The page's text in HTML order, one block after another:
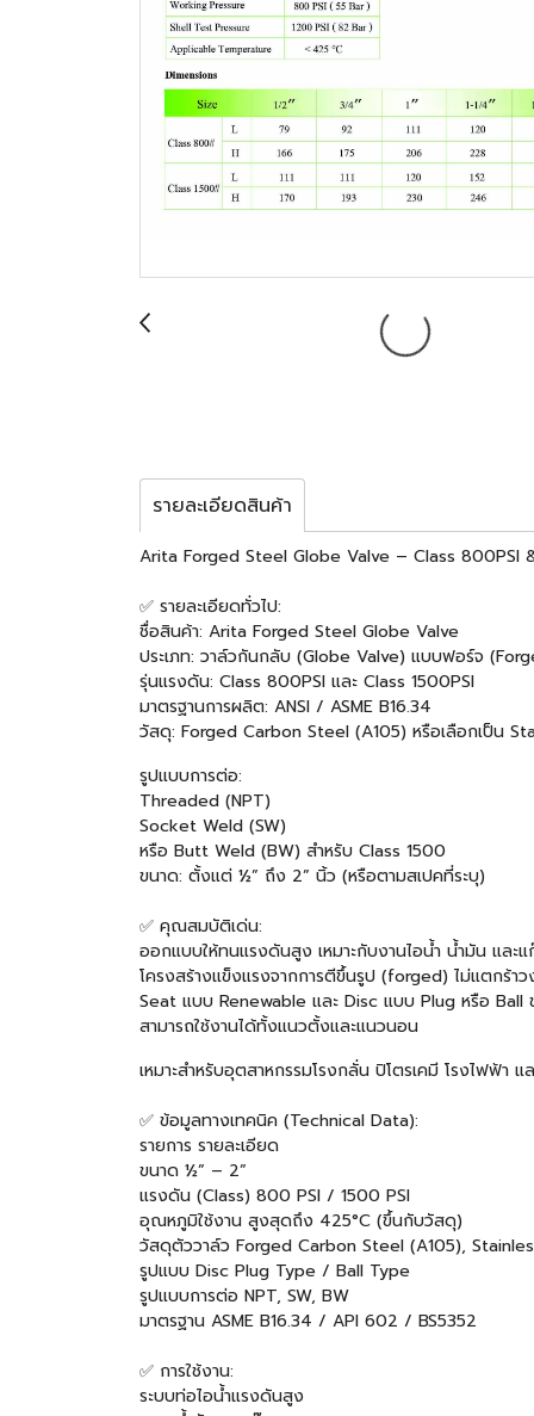
รายละเอียดสินค้า
Arita Forged Steel Globe Valve – Class 800PSI
✅ รายละเอียดทั่วไป:
ชื่อสินค้า: Arita Forged Steel Globe Valve
ประเภท: วาล์วกันกลับ (Globe Valve) แบบฟอร์จ
รุ่นแรงดัน: Class 800PSI และ Class 1500PSI
มาตรฐานการผลิต: ANSI / ASME B16.34
วัสดุ: Forged Carbon Steel (A105) หรือเลือกเป็น
รูปแบบการต่อ:
Threaded (NPT)
Socket Weld (SW)
หรือ Butt Weld (BW) สำหรับ Class 1500
ขนาด: ตั้งแต่ ½” ถึง 2” นิ้ว (หรือตามสเปคที่ระบุ)
✅ คุณสมบัติเด่น:
ออกแบบให้ทนแรงดันสูง เหมาะกับงานไอน้ำ น้ำมัน และ
โครงสร้างแข็งแรงจากการตีขึ้นรูป (forged) ไม่แตกร้าว
Seat แบบ Renewable และ Disc แบบ Plug หรือ Ball
สามารถใช้งานได้ทั้งแนวตั้งและแนวนอน
เหมาะสำหรับอุตสาหกรรมโรงกลั่น ปิโตรเคมี โรงไฟฟ้า
✅ ข้อมูลทางเทคนิค (Technical Data):
รายการ รายละเอียด
ขนาด ½” – 2”
แรงดัน (Class) 800 PSI / 1500 PSI
อุณหภูมิใช้งาน สูงสุดถึง 425°C (ขึ้นกับวัสดุ)
วัสดุตัววาล์ว Forged Carbon Steel (A105),
รูปแบบ Disc Plug Type / Ball Type
รูปแบบการต่อ NPT, SW, BW
มาตรฐาน ASME B16.34 / API 602 / BS5352
✅ การใช้งาน:
ระบบท่อไอน้ำแรงดันสูง